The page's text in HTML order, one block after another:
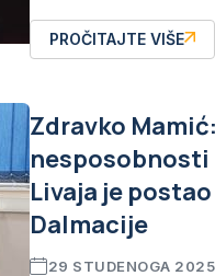
PROČITAJTE VIŠE
Zdravko
Livaja je
Dalmacije
29 STUDENOGA 2025